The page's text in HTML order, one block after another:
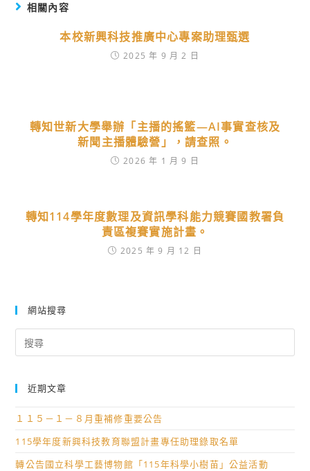
相關內容
本校新興科技推廣中心專案助理甄選
2025 年 9 月 2 日
轉知世新大學舉辦「主播的搖籃—AI事實查核及
新聞主播體驗營」，請查照。
2026 年 1 月 9 日
轉知114學年度數理及資訊學科能力競賽國教署負
責區複賽實施計畫。
2025 年 9 月 12 日
網站搜尋
for:
近期文章
１１５－１－８月重補修重要公告
115學年度新興科技教育聯盟計畫專任助理錄取名單
轉公告國立科學工藝博物館「115年科學小樹苗」公益活動